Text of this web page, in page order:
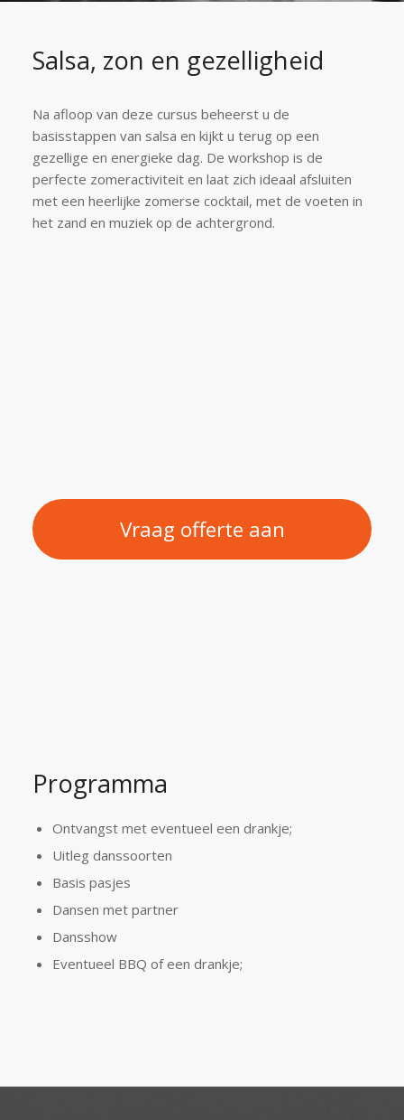
Salsa, zon en gezelligheid
Na afloop van deze cursus beheerst u de
basisstappen van salsa en kijkt u terug op een
gezellige en energieke dag. De workshop is de
perfecte zomeractiviteit en laat zich ideaal afsluiten
met een heerlijke zomerse cocktail, met de voeten in
het zand en muziek op de achtergrond.
Vraag offerte aan
Programma
Ontvangst met eventueel een drankje;
Uitleg danssoorten
Basis pasjes
Dansen met partner
Dansshow
Eventueel BBQ of een drankje;